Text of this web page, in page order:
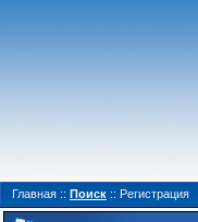
Главная :: Поиск :: Регистрация